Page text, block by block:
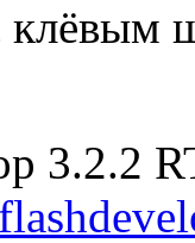
клёвым
3.2.2